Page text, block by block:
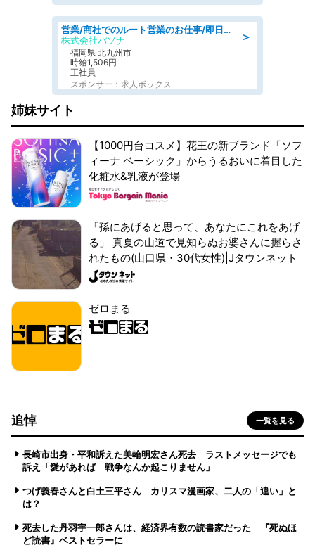
＞
営業/商社でのルート営業のお仕事/即日勤務可/車通勤可/営業
株式会社パソナ
福岡県 北九州市
時給1,506円
正社員
スポンサー：求人ボックス
姉妹サイト
【1000円台コスメ】花王の新ブランド「ソフ
ィーナ ベーシック」からうるおいに着目した
化粧水&乳液が登場
「孫にあげると思って、あなたにこれをあげ
る」 真夏の山道で見知らぬお婆さんに握らさ
れたもの(山口県・30代女性)|Jタウンネット
ゼロまる
追悼 一覧を見る
長崎市出身・平和訴えた美輪明宏さん死去 ラストメッセージでも
訴え「愛があれば 戦争なんか起こりません」
つげ義春さんと白土三平さん カリスマ漫画家、二人の「違い」と
は？
死去した丹羽宇一郎さんは、経済界有数の読書家だった 『死ぬほ
ど読書』ベストセラーに